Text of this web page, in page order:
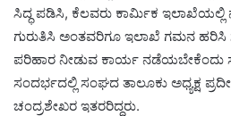
ಸಿದ್ಧ ಪಡಿಸಿ, ಕೆಲವರು ಕಾರ್ಮಿಕ
ಗುರುತಿಸಿ ಅಂತವರಿಗೂ ಇಲಾಖೆ ಗಮನ ಹರಿಸಿ
ಪರಿಹಾರ ನೀಡುವ ಕಾರ್ಯ
ಸಂದರ್ಭದಲ್ಲಿ ಸಂಘದ ತಾಲೂಕು ಅಧ್ಯಕ್ಷ
ಚಂದ್ರಶೇಖರ ಇತರರಿದ್ದರು.